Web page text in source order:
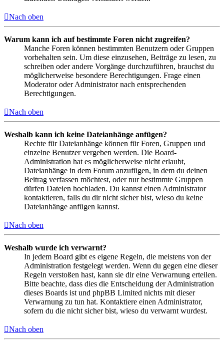
Nach oben
Warum kann ich auf bestimmte Foren nicht zugreifen?
Manche Foren können bestimmten Benutzern oder Gruppen
vorbehalten sein. Um diese einzusehen, Beiträge zu lesen, zu
schreiben oder andere Vorgänge durchzuführen, brauchst du
möglicherweise besondere Berechtigungen. Frage einen
Moderator oder Administrator nach entsprechenden
Berechtigungen.
Nach oben
Weshalb kann ich keine Dateianhänge anfügen?
Rechte für Dateianhänge können für Foren, Gruppen und
einzelne Benutzer vergeben werden. Die Board-
Administration hat es möglicherweise nicht erlaubt,
Dateianhänge in dem Forum anzufügen, in dem du deinen
Beitrag verfassen möchtest, oder nur bestimmte Gruppen
dürfen Dateien hochladen. Du kannst einen Administrator
kontaktieren, falls du dir nicht sicher bist, wieso du keine
Dateianhänge anfügen kannst.
Nach oben
Weshalb wurde ich verwarnt?
In jedem Board gibt es eigene Regeln, die meistens von der
Administration festgelegt werden. Wenn du gegen eine dieser
Regeln verstoßen hast, kann sie dir eine Verwarnung erteilen.
Bitte beachte, dass dies die Entscheidung der Administration
dieses Boards ist und phpBB Limited nichts mit dieser
Verwarnung zu tun hat. Kontaktiere einen Administrator,
sofern du die nicht sicher bist, wieso du verwarnt wurdest.
Nach oben